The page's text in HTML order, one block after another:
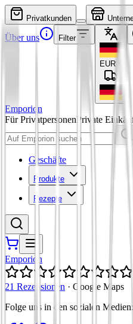
Privatkunden
Über uns Filter
EUR
Emporion
Für PrivatpersonenPrivate
Geschäfte
Produkte
Rezepte
Emporion
21 Rezensionen · Google Maps
Folge uns in den sozialen Medien: